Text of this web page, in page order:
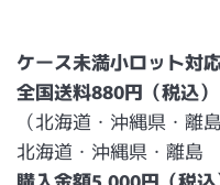
ケース未満小ロット対
全国送料880円（税込）
（北海道・沖縄県・離
北海道・沖縄県・離島